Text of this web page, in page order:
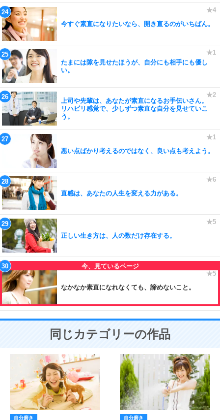
今すぐ素直になりたいなら、開き直るのがいちばん。
たまには隙を見せたほうが、自分にも相手にも優し
い。
上司や先輩は、あなたが素直になるお手伝いさん。
リハビリ感覚で、少しずつ素直な自分を見せていこ
う。
悪い点ばかり考えるのではなく、良い点も考えよう。
直感は、あなたの人生を変える力がある。
正しい生き方は、人の数だけ存在する。
なかなか素直になれなくても、諦めないこと。
同じカテゴリーの作品
自分磨き 自分磨き